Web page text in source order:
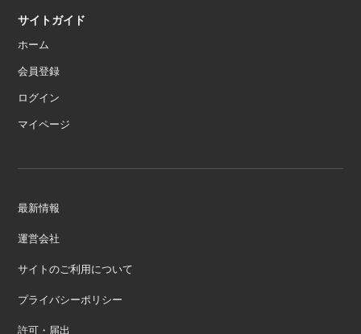
サイトガイド
ホーム
会員登録
ログイン
マイページ
最新情報
運営会社
サイトのご利用について
プライバシーポリシー
許可・届出